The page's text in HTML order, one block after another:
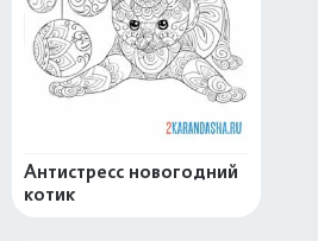
Антистресс новогодний
котик